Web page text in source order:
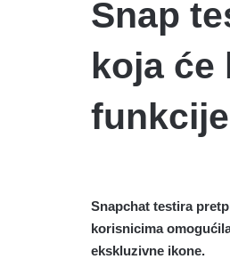
Snap
koja će
funkcije
Snapchat testira
korisnicima
ekskluzivne ikone.